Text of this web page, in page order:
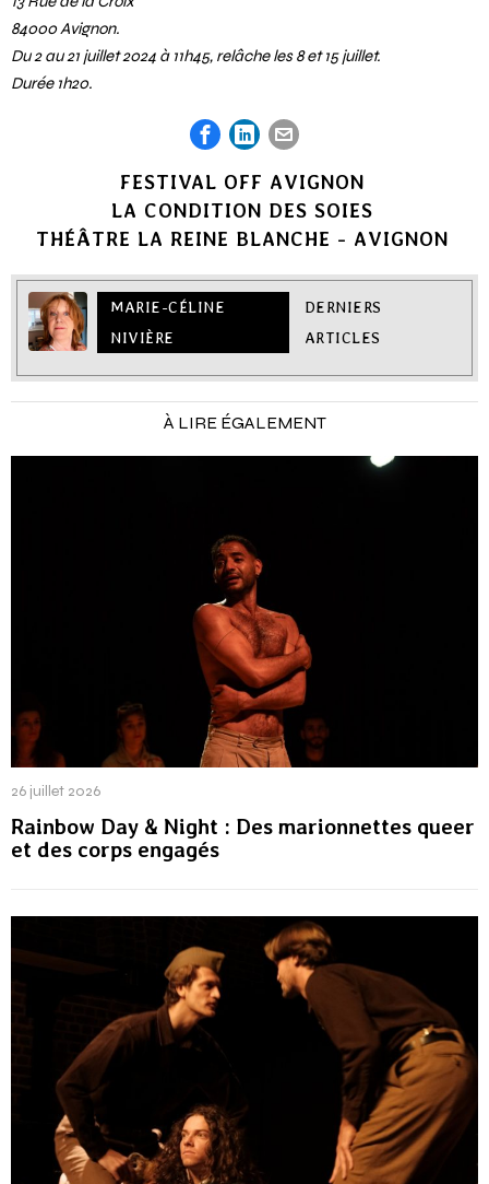
84000 Avignon.
Du 2 au 21 juillet 2024 à 11h45, relâche les 8 et 15 juillet.
Durée 1h20.
FESTIVAL OFF AVIGNON
LA CONDITION DES SOIES
THÉÂTRE LA REINE BLANCHE - AVIGNON
MARIE-CÉLINE
NIVIÈRE
DERNIERS
ARTICLES
À LIRE ÉGALEMENT
26 juillet 2026
Rainbow Day & Night : Des marionnettes queer
et des corps engagés